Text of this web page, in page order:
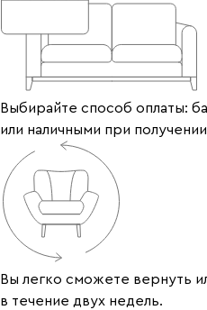
Выбирайте способ оплаты:
или наличными при
Вы легко сможете вернуть
в течение двух недель.